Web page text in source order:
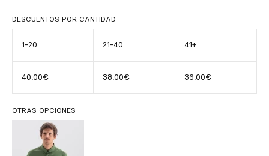
DESCUENTOS POR CANTIDAD
1-20 21-40 41+
40,00€ 38,00€ 36,00€
OTRAS OPCIONES